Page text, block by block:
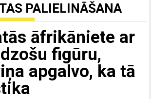
PALIELINĀŠANA
āfrikāniete ar
figūru,
apgalvo, ka tā